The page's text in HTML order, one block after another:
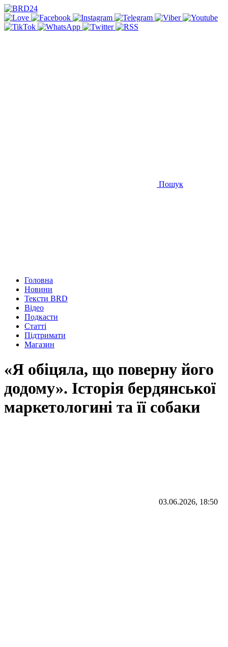
Пошук
Головна
Новини
Тексти BRD
Відео
Подкасти
Статті
Підтримати
Магазин
«Я обіцяла, що поверну його
додому». Історія бердянської
маркетологині та її собаки
03.06.2026, 18:50